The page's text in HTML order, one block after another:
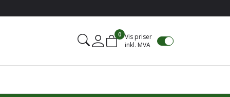
Mine sider
0 Vis priser
inkl. MVA